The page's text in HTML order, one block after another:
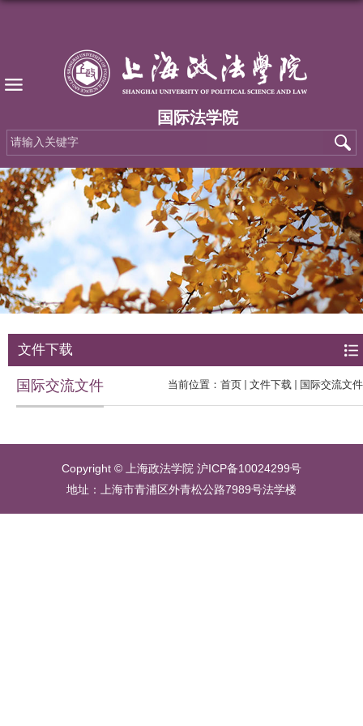
国际法学院
文件下载
当前位置： 首页 文件下载 国际交流文件
国际交流文件
Copyright © 上海政法学院 沪ICP备10024299号
地址：上海市青浦区外青松公路7989号法学楼